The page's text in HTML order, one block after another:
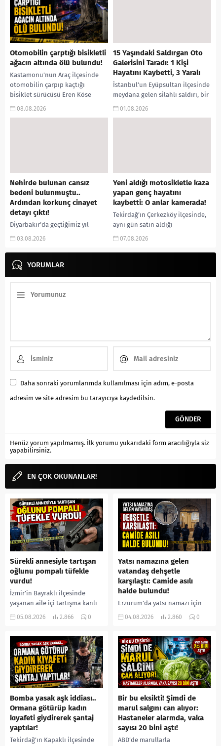
Olayın ardından kaçan...
Otomobilin çarptığı bisikletli
ağacın altında ölü bulundu!
Kastamonu’nun Araç ilçesinde
otomobilin çarpıp kaçtığı
bisiklet sürücüsü Eren Köse
yaşamını yitirdi. Olay yerinden
08.08.2026
15 Yaşındaki Saldırgan Oto
Galerisini Taradı: 1 Kişi
Hayatını Kaybetti, 3 Yaralı
İstanbul’un Eyüpsultan ilçesinde
meydana gelen silahlı saldırı, bir
kişinin yaşamını yitirmesi ve üç
01.08.2026
Nehirde bulunan cansız
bedeni bulunmuştu..
Ardından korkunç cinayet
detayı çıktı!
Diyarbakır’da geçtiğimiz yıl
kaybolduktan günler sonra Dicle
48 yaşındaki Sedat Karagöz’ün
ölümüne ilişkin yürütülen
03.08.2026
Yeni aldığı motosikletle kaza
yapan genç hayatını
kaybetti: O anlar kamerada!
Tekirdağ’ın Çerkezköy ilçesinde,
aynı gün satın aldığı
motosikletle kaza yapan 22
kaldırıldığı hastanede yaşamını
07.08.2026
YORUMLAR
Daha sonraki yorumlarımda kullanılması için adım, e-posta
adresim ve site adresim bu tarayıcıya kaydedilsin.
Henüz yorum yapılmamış. İlk yorumu yukarıdaki form aracılığıyla siz
yapabilirsiniz.
EN ÇOK OKUNANLAR!
Sürekli annesiyle tartışan
oğlunu pompalı tüfekle
vurdu!
İzmir’in Bayraklı ilçesinde
yaşanan aile içi tartışma kanlı
bitti. İddiaya göre, uzun süredir
05.08.2026 2.866 0
Yatsı namazına gelen
vatandaş dehşetle
karşılaştı: Camide asılı
halde bulundu!
Erzurum’da yatsı namazı için
camiye gelen bir vatandaş,
yerine sevk edilen...
04.08.2026 2.860 0
Bomba yasak aşk iddiası..
Ormana götürüp kadın
kıyafeti giydirerek şantaj
yaptılar!
Tekirdağ’ın Kapaklı ilçesinde
Bir bu eksikti! Şimdi de
marul salgını can alıyor:
Hastaneler alarmda, vaka
sayısı 20 bini aştı!
ABD’de marullarla